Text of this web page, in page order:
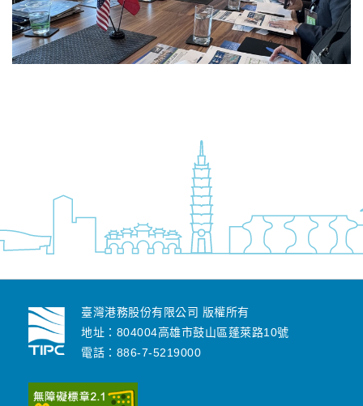
臺灣港務股份有限公司 版權所有
地址：804004高雄市鼓山區蓬萊路10號
電話：886-7-5219000